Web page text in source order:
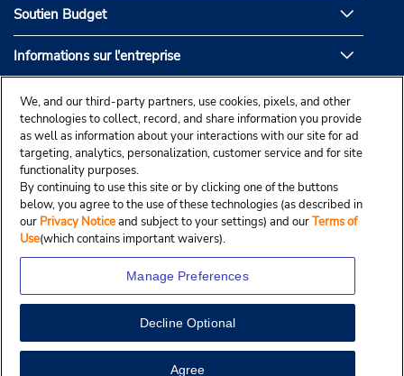
View Map
Soutien Budget
Informations sur l'entreprise
Partenaires de Budget
© Droit d’auteur, Budgetcar, Inc., 2025.
We, and our third-party partners, use cookies, pixels, and other
technologies to collect, record, and share information you provide
as well as information about your interactions with our site for ad
targeting, analytics, personalization, customer service and for site
functionality purposes.
By continuing to use this site or by clicking one of the buttons
below, you agree to the use of these technologies (as described in
our Privacy Noticeand subject to your settings) and ourTerms of
Use(which contains important waivers).
Manage Preferences
Decline Optional
Agree